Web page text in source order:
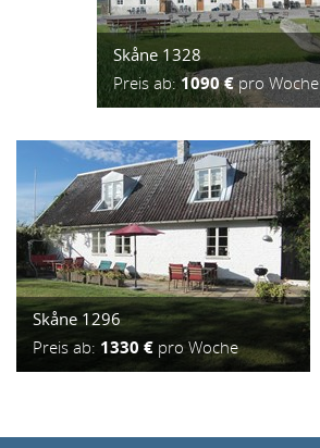
Skåne 1328
Preis ab: 1090 €pro Woche
Skåne 1296
Preis ab: 1330 € pro Woche